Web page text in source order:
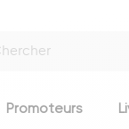
Promoteurs